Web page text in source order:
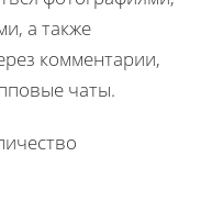
а также
комментарии,
чаты.